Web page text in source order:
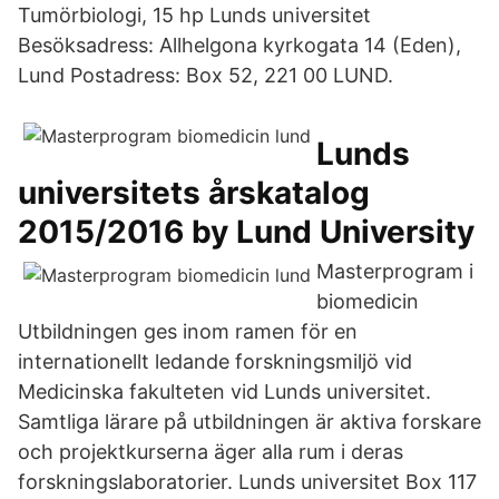
Tumörbiologi, 15 hp Lunds universitet
Besöksadress: Allhelgona kyrkogata 14 (Eden),
Lund Postadress: Box 52, 221 00 LUND.
Lunds
universitets årskatalog
2015/2016 by Lund University
Masterprogram i
biomedicin
Utbildningen ges inom ramen för en
internationellt ledande forskningsmiljö vid
Medicinska fakulteten vid Lunds universitet.
Samtliga lärare på utbildningen är aktiva forskare
och projektkurserna äger alla rum i deras
forskningslaboratorier. Lunds universitet Box 117